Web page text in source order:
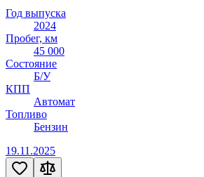
Год выпуска
2024
Пробег, км
45 000
Состояние
Б/У
КПП
Автомат
Топливо
Бензин
19.11.2025